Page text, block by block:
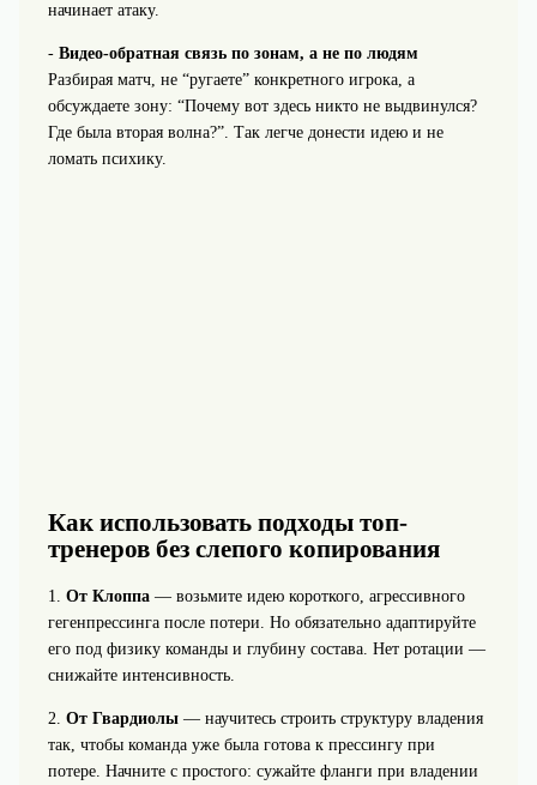
начинает атаку.
- Видео-обратная связь по зонам, а не по людям
Разбирая матч, не “ругаете” конкретного игрока, а
обсуждаете зону: “Почему вот здесь никто не выдвинулся?
Где была вторая волна?”. Так легче донести идею и не
ломать психику.
Как использовать подходы топ-
тренеров без слепого копирования
1. От Клоппа— возьмите идею короткого, агрессивного
гегенпрессинга после потери. Но обязательно адаптируйте
его под физику команды и глубину состава. Нет ротации —
снижайте интенсивность.
2. От Гвардиолы— научитесь строить структуру владения
так, чтобы команда уже была готова к прессингу при
потере. Начните с простого: сужайте фланги при владении